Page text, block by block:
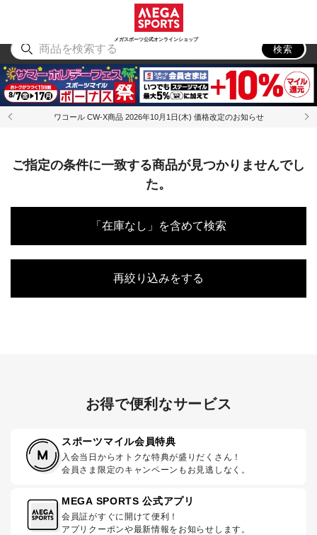
メガスポーツ公式オンラインショップ
アウトドア
検索
ワコール CW-X商品 2026年10月1日(木) 価格改定のお知らせ
ご指定の条件に一致する商品が見つかりませんでし
た。
「在庫なし」を含めて検索
再絞り込みをする
お得で便利なサービス
スポーツマイル会員特典
入会当日からオトクな特典が盛りだくさん！
会員さま限定のキャンペーンもお見逃しなく。
MEGA SPORTS 公式アプリ
会員証がすぐに開けて便利！
アプリクーポンや最新情報をお知らせします。